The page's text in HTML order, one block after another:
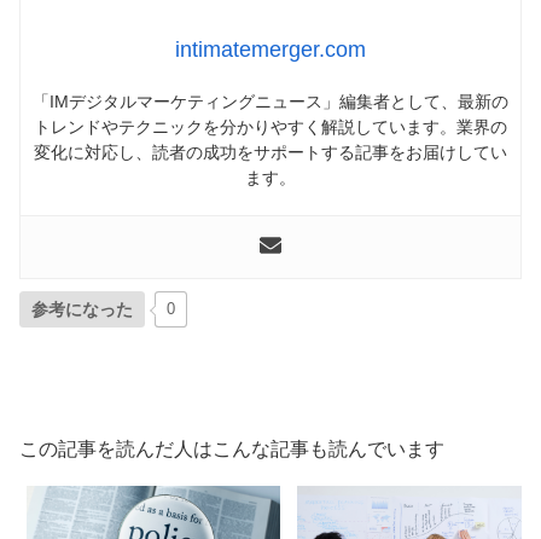
intimatemerger.com
「IMデジタルマーケティングニュース」編集者として、最新の
トレンドやテクニックを分かりやすく解説しています。業界の
変化に対応し、読者の成功をサポートする記事をお届けしてい
ます。
参考になった 0
この記事を読んだ人はこんな記事も読んでいます